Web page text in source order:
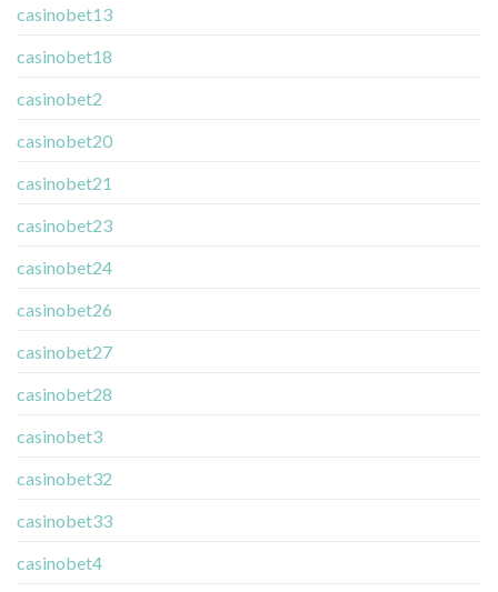
casinobet13
casinobet18
casinobet2
casinobet20
casinobet21
casinobet23
casinobet24
casinobet26
casinobet27
casinobet28
casinobet3
casinobet32
casinobet33
casinobet4